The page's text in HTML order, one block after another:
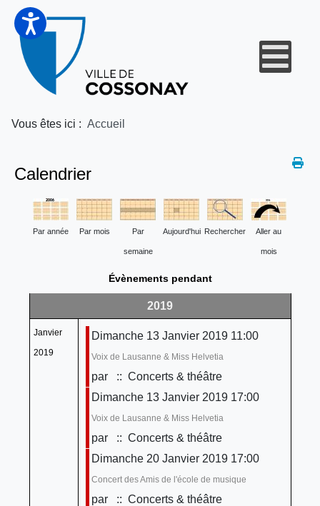
Vous êtes ici : Accueil
Calendrier
Par année Par mois Par
semaine
Aujourd'hui Rechercher Aller au
mois
Évènements pendant
2019
Janvier
2019
Dimanche 13 Janvier 2019 11:00
Voix de Lausanne & Miss Helvetia
par
:: Concerts & théâtre
Dimanche 13 Janvier 2019 17:00
Voix de Lausanne & Miss Helvetia
par
:: Concerts & théâtre
Dimanche 20 Janvier 2019 17:00
Concert des Amis de l'école de musique
par :: Concerts & théâtre